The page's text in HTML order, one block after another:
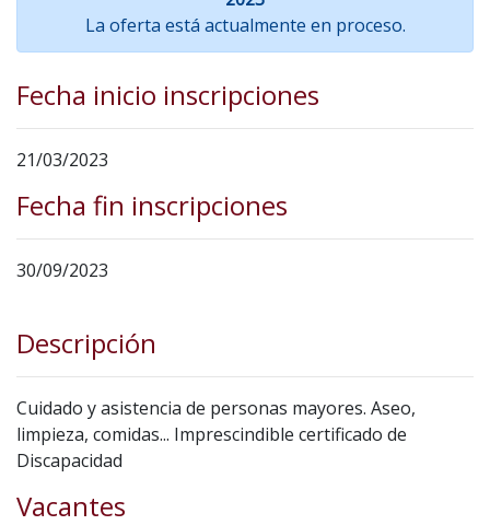
La oferta está actualmente en proceso.
Fecha inicio inscripciones
21/03/2023
Fecha fin inscripciones
30/09/2023
Descripción
Cuidado y asistencia de personas mayores. Aseo,
limpieza, comidas... Imprescindible certificado de
Discapacidad
Vacantes